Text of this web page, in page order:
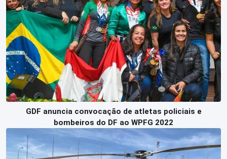
GDF anuncia convocação de atletas policiais e
bombeiros do DF ao WPFG 2022